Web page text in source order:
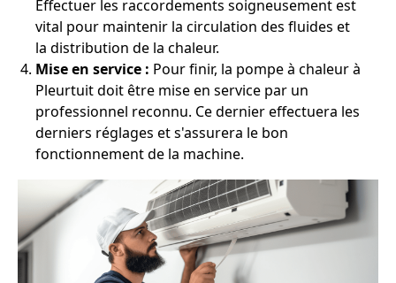
Effectuer les raccordements soigneusement est
vital pour maintenir la circulation des fluides et
la distribution de la chaleur.
Mise en service : Pour finir, la pompe à chaleur à
Pleurtuit doit être mise en service par un
professionnel reconnu. Ce dernier effectuera les
derniers réglages et s'assurera le bon
fonctionnement de la machine.